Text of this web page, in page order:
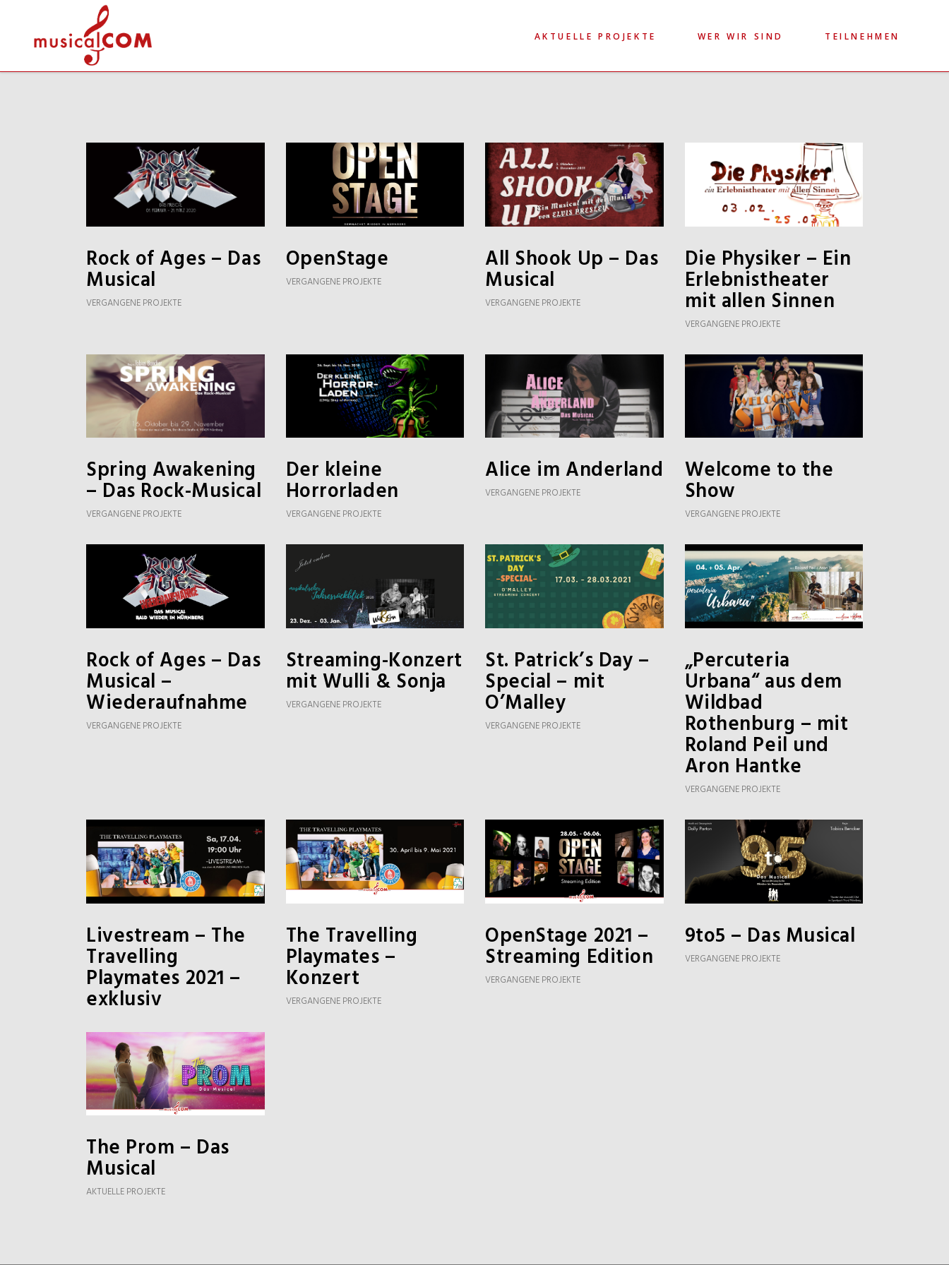
AKTUELLE PROJEKTE WER WIR SIND TEILNEHMEN
Rock of Ages – Das
Musical
VERGANGENE PROJEKTE
OpenStage
VERGANGENE PROJEKTE
All Shook Up – Das
Musical
VERGANGENE PROJEKTE
Die Physiker – Ein
Erlebnistheater
mit allen Sinnen
VERGANGENE PROJEKTE
Spring Awakening
– Das Rock-Musical
VERGANGENE PROJEKTE
Der kleine
Horrorladen
VERGANGENE PROJEKTE
Alice im Anderland
VERGANGENE PROJEKTE
Welcome to the
Show
VERGANGENE PROJEKTE
Rock of Ages – Das
Musical –
Wiederaufnahme
VERGANGENE PROJEKTE
Streaming-Konzert
mit Wulli & Sonja
VERGANGENE PROJEKTE
St. Patrick’s Day –
Special – mit
O’Malley
VERGANGENE PROJEKTE
„Percuteria
Urbana“ aus dem
Wildbad
Rothenburg – mit
Roland Peil und
Aron Hantke
VERGANGENE PROJEKTE
Livestream – The
Travelling
Playmates 2021 –
exklusiv
The Travelling
Playmates –
Konzert
VERGANGENE PROJEKTE
OpenStage 2021 –
Streaming Edition
VERGANGENE PROJEKTE
9to5 – Das Musical
VERGANGENE PROJEKTE
The Prom – Das
Musical
AKTUELLE PROJEKTE